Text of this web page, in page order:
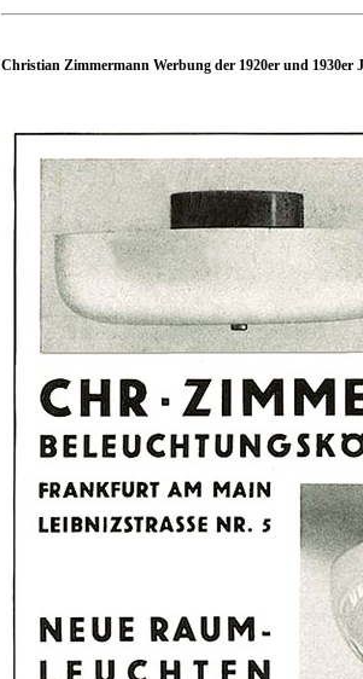
Christian Zimmermann Werbung der 1920er und 1930er